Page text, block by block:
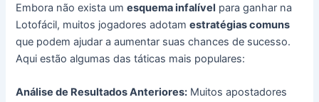
Embora não exista umesquema infalível para ganhar na
Lotofácil, muitos jogadores adotamestratégias comuns
que podem ajudar a aumentar suas chances de sucesso.
Aqui estão algumas das táticas mais populares:
Análise de Resultados Anteriores: Muitos apostadores